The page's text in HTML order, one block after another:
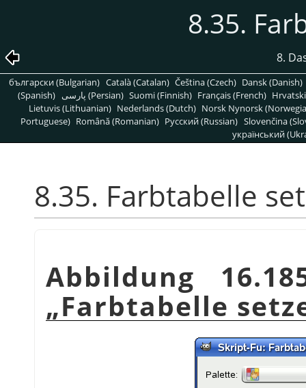
8.35.
8.
български (Bulgarian) Català (Catalan) Čeština (Czech) Dansk (Danish)
(Spanish)
پارسی (Persian) Suomi (Finnish) Français (French)
Lietuvis (Lithuanian) Nederlands (Dutch) Norsk Nynorsk
Portuguese) Română (Romanian) Pусский (Russian) Slovenčina
український
8.35. Farbtabelle
Abbildung
„Farbtabelle